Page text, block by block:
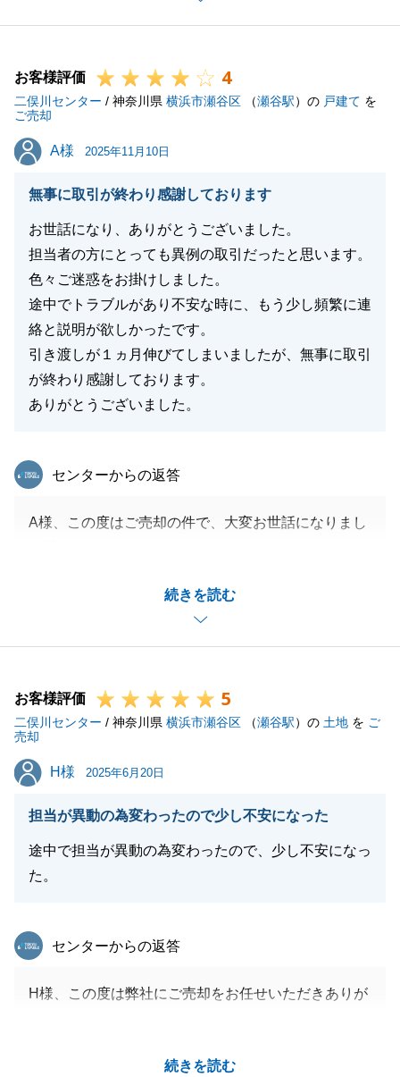
閉じる
お客様評価 4
二俣川センター / 神奈川県 横浜市瀬谷区 （瀬谷駅）の 戸建て を
ご売却
A様
A様 2025年11月10日
無事に取引が終わり感謝しております
お世話になり、ありがとうございました。
担当者の方にとっても異例の取引だったと思います。
色々ご迷惑をお掛けしました。
途中でトラブルがあり不安な時に、もう少し頻繁に連
絡と説明が欲しかったです。
引き渡しが１ヵ月伸びてしまいましたが、無事に取引
が終わり感謝しております。
ありがとうございました。
続きを読む
東急リバブル
センターからの返答
A様、この度はご売却の件で、大変お世話になりまし
渡しまでできまして幸いです。
また何か不動産のご相談がございましたらご連絡くだ
さい。よろしくお願いします。
閉じる
お客様評価 5
二俣川センター / 神奈川県 横浜市瀬谷区 （瀬谷駅）の 土地 を ご
売却
H様
H様 2025年6月20日
担当が異動の為変わったので少し不安になった
途中で担当が異動の為変わったので、少し不安になっ
た。
続きを読む
東急リバブル
センターからの返答
H様、この度は弊社にご売却をお任せいただきありが
思いをさせてしまい、申し訳ございませんでした。